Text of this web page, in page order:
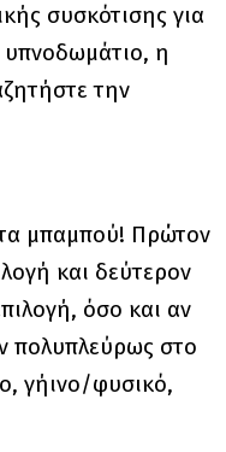
συσκότισης για
υπνοδωμάτιο, η
την
μπαμπού! Πρώτον
και δεύτερον
όσο και αν
πολυπλεύρως στο
γήινο/φυσικό,